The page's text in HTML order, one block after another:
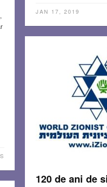
JAN 17, 2019
120 de ani de